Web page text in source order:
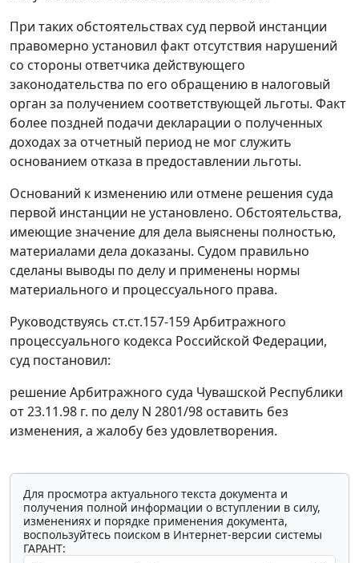
При таких обстоятельствах суд первой инстанции
правомерно установил факт отсутствия нарушений
со стороны ответчика действующего
законодательства по его обращению в налоговый
орган за получением соответствующей льготы. Факт
более поздней подачи декларации о полученных
доходах за отчетный период не мог служить
основанием отказа в предоставлении льготы.
Оснований к изменению или отмене решения суда
первой инстанции не установлено. Обстоятельства,
имеющие значение для дела выяснены полностью,
материалами дела доказаны. Судом правильно
сделаны выводы по делу и применены нормы
материального и процессуального права.
Руководствуясь ст.ст.157-159Арбитражного
процессуального кодекса Российской Федерации,
суд постановил:
решениеАрбитражного суда Чувашской Республики
от 23.11.98 г. по делу N 2801/98 оставить без
изменения, а жалобу без удовлетворения.
Для просмотра актуального текста документа и
получения полной информации о вступлении в силу,
изменениях и порядке применения документа,
воспользуйтесь поиском в Интернет-версии системы
ГАРАНТ: